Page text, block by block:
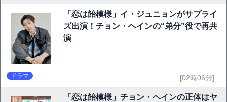
「恋は飴模様」イ・ジュニョンがサプライ
ズ出演！チョン・ヘインの“弟分”役で再共
演
ドラマ [02時06分]
「恋は飴模様」チョン・ヘインの正体はヤ